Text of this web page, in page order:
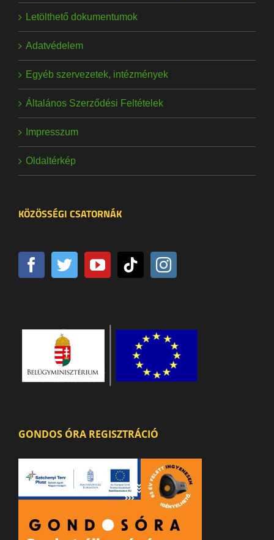
Letölthető dokumentumok
Adatvédelem
Egyéb szervezetek, intézmények
Általános Szerződési Feltételek
Impresszum
Oldaltérkép
KÖZÖSSÉGI CSATORNÁK
GONDOS ÓRA REGISZTRÁCIÓ